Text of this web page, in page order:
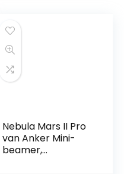
Nebula Mars II Pro
van Anker Mini-
beamer,